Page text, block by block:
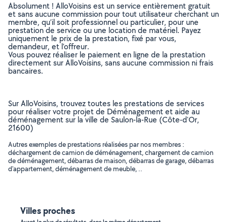
Absolument ! AlloVoisins est un service entièrement gratuit
et sans aucune commission pour tout utilisateur cherchant un
membre, qu’il soit professionnel ou particulier, pour une
prestation de service ou une location de matériel. Payez
uniquement le prix de la prestation, fixé par vous,
demandeur, et l’offreur.
Vous pouvez réaliser le paiement en ligne de la prestation
directement sur AlloVoisins, sans aucune commission ni frais
bancaires.
Sur AlloVoisins, trouvez toutes les prestations de services
pour réaliser votre projet de Déménagement et aide au
déménagement sur la ville de Saulon-la-Rue (Côte-d'Or,
21600)
Autres exemples de prestations réalisées par nos membres :
déchargement de camion de déménagement, chargement de camion
de déménagement, débarras de maison, débarras de garage, débarras
d'appartement, déménagement de meuble, ..
Villes proches